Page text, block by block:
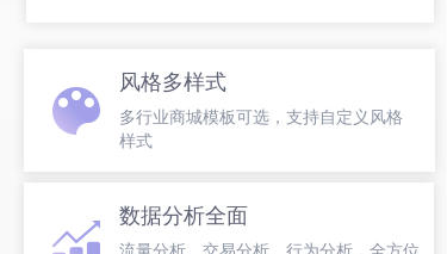
风格多样式
多行业商城模板可选，支持自定义风格
样式
数据分析全面